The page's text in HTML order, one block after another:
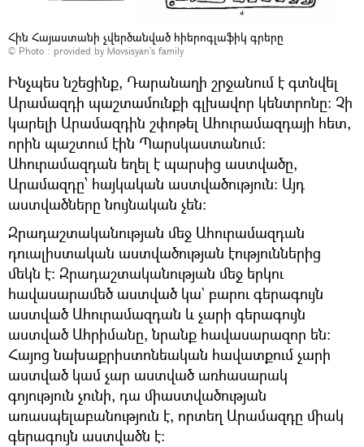
Հին Հայաստանի չվերծանված հիերոգլաֆիկ գրերը
© Photo : provided by Movsisyan's family
Ինչպես նշեցինք, Դարանաղի շրջանում է գտնվել
Արամազդի պաշտամունքի գլխավոր կենտրոնը։ Չի
կարելի Արամազդին շփոթել Ահուրամազդայի հետ,
որին պաշտում էին Պարսկաստանում։
Ահուրամազդան եղել է պարսից աստվածը,
Արամազդը՝ հայկական աստվածություն։ Այդ
աստվածները նույնական չեն։
Զրադաշտականության մեջ Ահուրամազդան
դուալիստական աստվածության էություններից
մեկն է։ Զրադաշտականության մեջ երկու
հավասարամեծ աստված կա` բարու գերագույն
աստված Ահուրամազդան և չարի գերագույն
աստված Ահրիմանը, նրանք հավասարազոր են։
Հայոց նախաքրիստոնեական հավատքում չարի
աստված կամ չար աստված առհասարակ
գոյություն չունի, դա միաստվածության
առասպելաբանություն է, որտեղ Արամազդը միակ
գերագույն աստվածն է։